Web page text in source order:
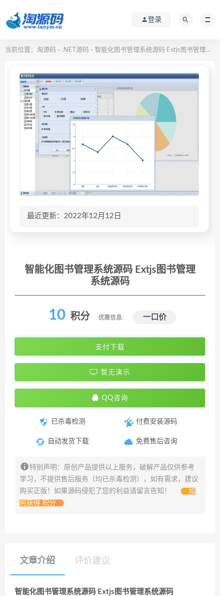
登录
当前位置： 淘源码 > .NET源码 > 智能化图书管理系统源码 Extjs图书管理系统源码
最近更新：2022年12月12日
智能化图书管理系统源码 Extjs图书管理
系统源码
10 积分 优惠信息: 一口价
支付下载
暂无演示
QQ咨询
已杀毒检测
自动发货下载
付费安装源码
免费售后咨询
特别声明：原创产品提供以上服务，破解产品仅供参考
学习，不提供售后服务（均已杀毒检测），如有需求，建议
购买正版！如果源码侵犯了您的利益请留言告知！
如
何获得 积分
文章介绍 评价建议
智能化图书管理系统源码 Extjs图书管理系统源码